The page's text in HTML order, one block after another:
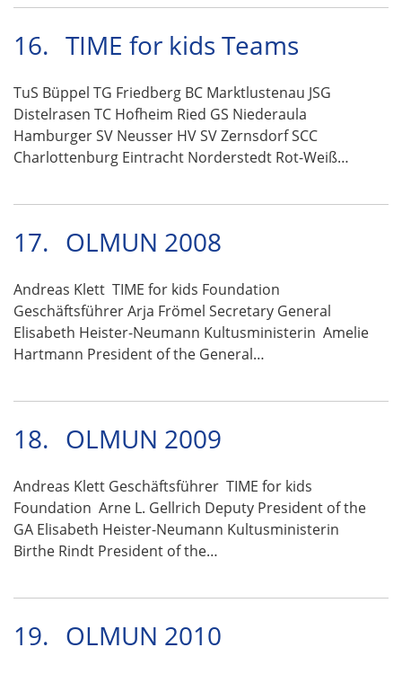
16. TIME for kids Teams
TuS Büppel TG Friedberg BC Marktlustenau JSG
Distelrasen TC Hofheim Ried GS Niederaula
Hamburger SV Neusser HV SV Zernsdorf SCC
Charlottenburg Eintracht Norderstedt Rot-Weiß…
17. OLMUN 2008
Andreas Klett TIME for kids Foundation
Geschäftsführer Arja Frömel Secretary General
Elisabeth Heister-Neumann Kultusministerin Amelie
Hartmann President of the General…
18. OLMUN 2009
Andreas Klett Geschäftsführer TIME for kids
Foundation Arne L. Gellrich Deputy President of the
GA Elisabeth Heister-Neumann Kultusministerin
Birthe Rindt President of the…
19. OLMUN 2010